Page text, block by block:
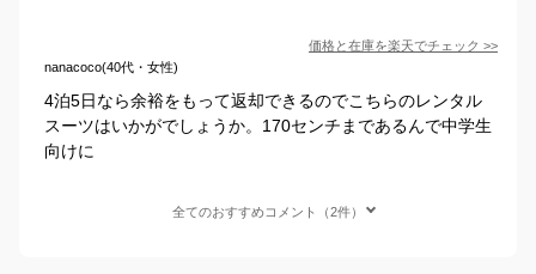
価格と在庫を楽天でチェック >>
nanacoco(40代・女性)
4泊5日なら余裕をもって返却できるのでこちらのレンタル
スーツはいかがでしょうか。170センチまであるんで中学生
向けに
全てのおすすめコメント（2件）